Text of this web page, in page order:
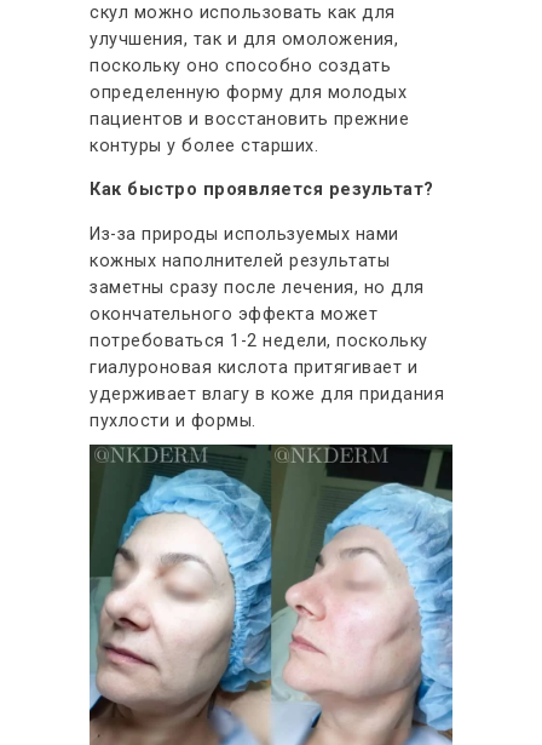
скул можно использовать как для
улучшения, так и для омоложения,
поскольку оно способно создать
определенную форму для молодых
пациентов и восстановить прежние
контуры у более старших.
Как быстро проявляется результат?
Из-за природы используемых нами
кожных наполнителей результаты
заметны сразу после лечения, но для
окончательного эффекта может
потребоваться 1-2 недели, поскольку
гиалуроновая кислота притягивает и
удерживает влагу в коже для придания
пухлости и формы.